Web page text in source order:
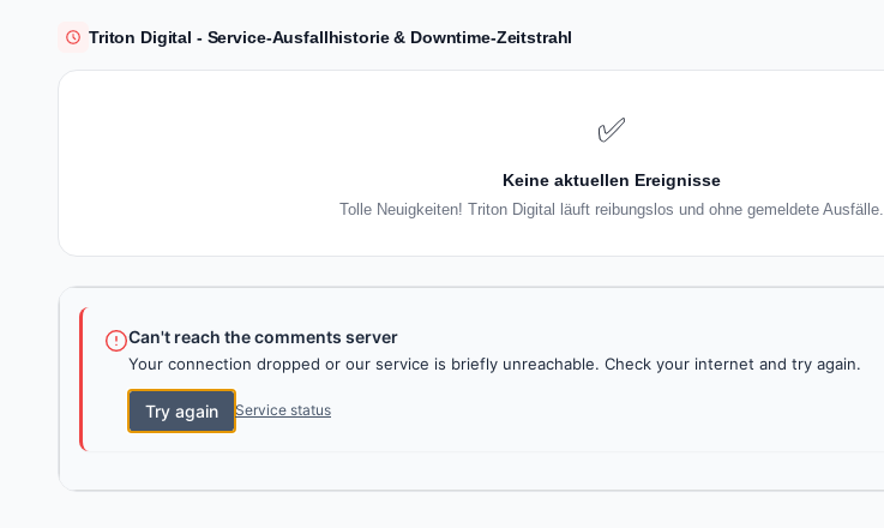
Triton Digital - Service-Ausfallhistorie & Downtime-Zeitstrahl
✅
Keine aktuellen Ereignisse
Tolle Neuigkeiten! Triton Digital läuft reibungslos und ohne gemeldete Ausfälle.
Can't reach the comments server
Your connection dropped or our service is briefly unreachable. Check your internet and try again.
Try again Service status